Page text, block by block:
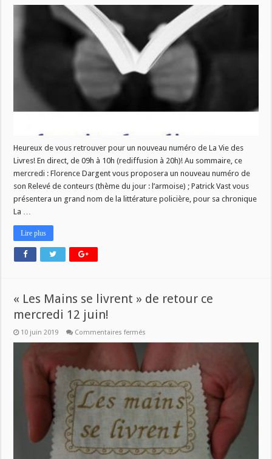
Livres »
de
retour
ce
mercredi
12
juin!
Heureux de vous retrouver pour un nouveau numéro de La Vie des
Livres! En direct, de 09h à 10h (rediffusion à 20h)! Au sommaire, ce
mercredi : Florence Dargent vous proposera un nouveau numéro de
son Relevé de conteurs (thème du jour : l’armoise) ; Patrick Vast vous
présentera un grand nom de la littérature policière, pour sa chronique
La …
Lire plus
« Les Mains se livrent » de retour ce
mercredi 12 juin!
10 juin 2019 Commentaires fermés
Mains
de
retour
ce
mercredi
12
juin!